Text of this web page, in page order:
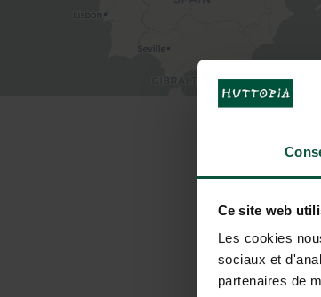
Ce site web
Les cookies
sociaux et
partenaires de